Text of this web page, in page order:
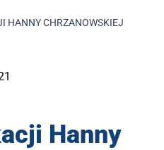
HANNY CHRZANOWSKIEJ
Hanny